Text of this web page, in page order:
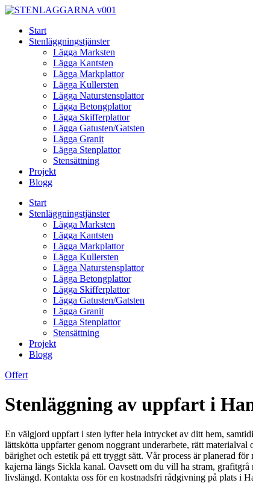
Skip
contentStart
Stenläggningstjänster
Lägga Marksten
Lägga Kantsten
Lägga Markplattor
Lägga Kullersten
Lägga Naturstensplattor
Lägga Betongplattor
Lägga Skifferplattor
Lägga Gatusten/Gatsten
Lägga Granit
Lägga Stenplattor
Stensättning
Projekt
Blogg
Start
Stenläggningstjänster
Lägga Marksten
Lägga Kantsten
Lägga Markplattor
Lägga Kullersten
Lägga Naturstensplattor
Lägga Betongplattor
Lägga Skifferplattor
Lägga Gatusten/Gatsten
Lägga Granit
Lägga Stenplattor
Stensättning
Projekt
Blogg
Offert
Stenläggning av uppfart i
En välgjord uppfart i sten lyfter hela intrycket av ditt hem,
lättskötta uppfarter genom noggrant underarbete, rätt
bärighet och estetik på ett tryggt sätt. Vår process är planerad
kajerna längs Sickla kanal. Oavsett om du vill ha stram,
livslängd. Kontakta oss för en kostnadsfri rådgivning på plats i